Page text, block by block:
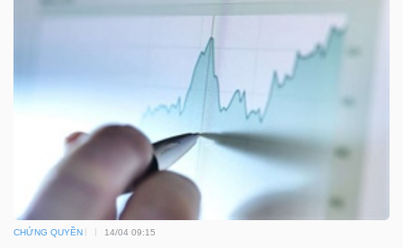
CHỨNG QUYỀN 14/04 09:15
(-)
viết
của
tác
giả